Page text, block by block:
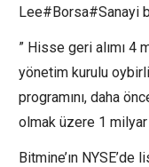
Lee#Borsa#Sanayi
” Hisse geri alımı 4
yönetim kurulu
programını, daha
olmak üzere 1
Bitmine’ın